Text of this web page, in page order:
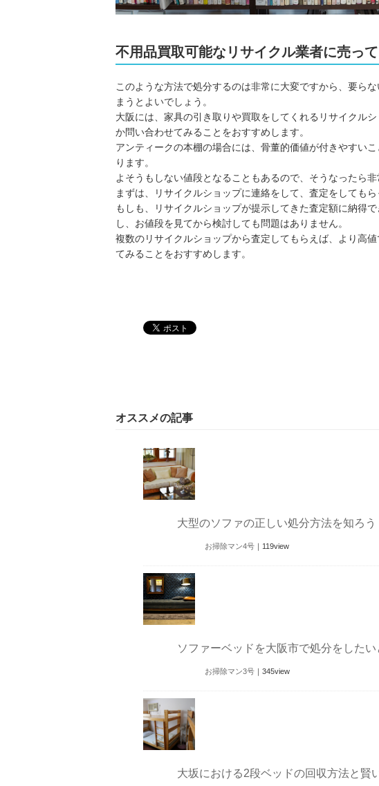
不用品買取可能なリサイクル業者に売っ
このような方法で処分するのは非常に大変ですから、要ら
まうとよいでしょう。
大阪には、家具の引き取りや買取をしてくれるリサイクル
か問い合わせてみることをおすすめします。
アンティークの本棚の場合には、骨董的価値が付きやすい
ります。
よそうもしない値段となることもあるので、そうなったら非
まずは、リサイクルショップに連絡をして、査定をしてもら
もしも、リサイクルショップが提示してきた査定額に納得
し、お値段を見てから検討しても問題はありません。
複数のリサイクルショップから査定してもらえば、より高
てみることをおすすめします。
オススメの記事
大型のソファの正しい処分方法を知ろう
お掃除マン4号 ｜ 119view
ソファーベッドを大阪市で処分をしたい
お掃除マン3号 ｜ 345view
大坂における2段ベッドの回収方法と賢